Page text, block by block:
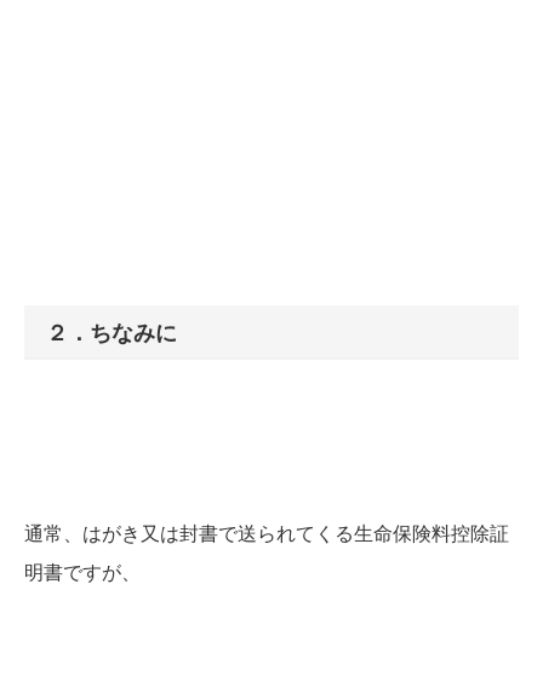
２．ちなみに
通常、はがき又は封書で送られてくる生命保険料控除証
明書ですが、